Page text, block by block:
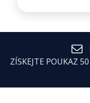
ZÍSKEJTE POUKAZ